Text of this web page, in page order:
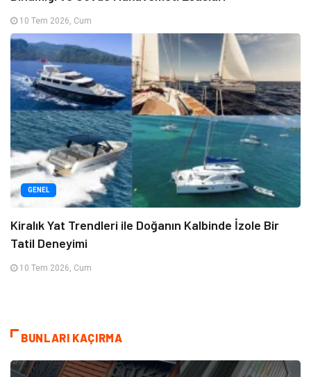
10 Tem 2026, Cum
GENEL
Kiralık Yat Trendleri ile Doğanın Kalbinde İzole Bir
Tatil Deneyimi
10 Tem 2026, Cum
BUNLARI KAÇIRMA